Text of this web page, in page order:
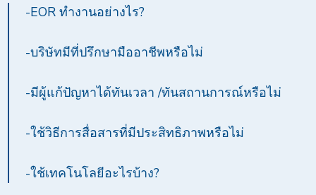
-EOR ทำงานอย่างไร?
-บริษัทมีที่ปรึกษามืออาชีพหรือไม่
-มีผู้แก้ปัญหาได้ทันเวลา /ทันสถานการณ์หรือไม่
-ใช้วิธีการสื่อสารที่มีประสิทธิภาพหรือไม่
-ใช้เทคโนโลยีอะไรบ้าง?